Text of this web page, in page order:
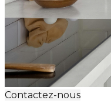
Contactez-nous